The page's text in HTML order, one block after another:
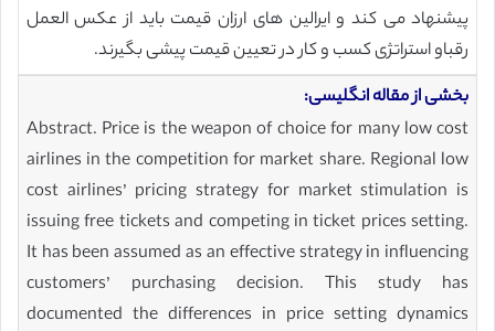
پیشنهاد می کند و ایرالین های ارزان قیمت باید از عکس العمل
رقباو استراتژی کسب و کار در تعیین قیمت پیشی بگیرند.
بخشی از مقاله انگلیسی:
Abstract. Price is the weapon of choice for many low cost
airlines in the competition for market share. Regional low
cost airlines’ pricing strategy for market stimulation is
issuing free tickets and competing in ticket prices setting.
It has been assumed as an effective strategy in influencing
customers’ purchasing decision. This study has
documented the differences in price setting dynamics